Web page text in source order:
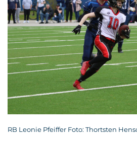
RB Leonie Pfeiffer Foto: Thortsten